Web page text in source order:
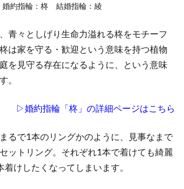
婚約指輪：柊 結婚指輪：綾
青々としげり生命力溢れる柊をモチーフ
は家を守る・歓迎という意味を持つ植物
を見守る存在になるように、という意味
。
▷婚約指輪「柊」の詳細ページはこちら
まるで1本のリングかのように、見事なまで
ットリング。それぞれ1本で着けても綺麗
けしたくなってしまいます。